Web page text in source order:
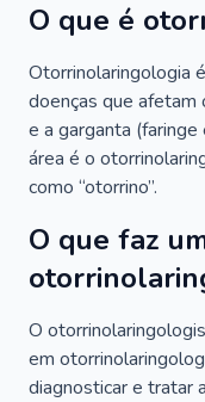
O que é
Otorrinolaringologia
doenças que afetam
e a garganta
área é o
como “otorrino”.
O que faz
O
em
diagnosticar e tratar